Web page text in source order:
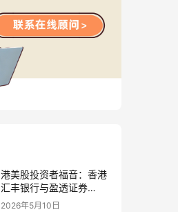
港美股投资者福音：香港
汇丰银行与盈透证券
（IBKR）绑定入金全流
2026年5月10日